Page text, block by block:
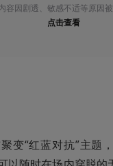
容因剧透、敏感不适等原因
点击查看
变“红蓝对抗”主题